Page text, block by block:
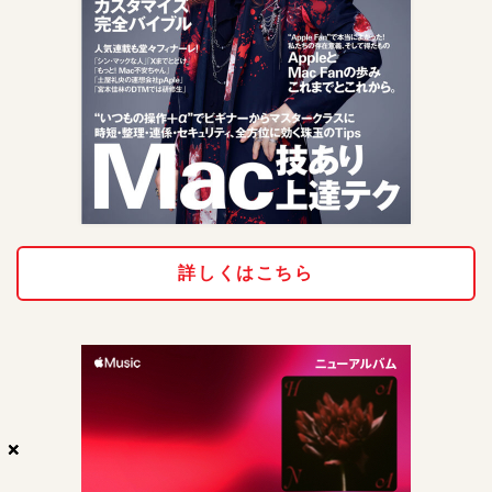
×
×
×
詳しくはこちら